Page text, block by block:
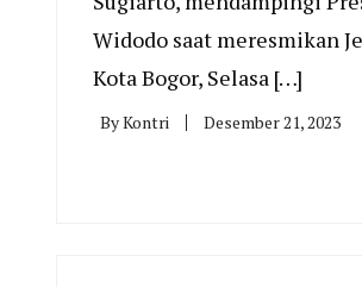
Widodo saat meresmikan
Kota Bogor, Selasa […]
ByKontri Desember 21, 2023